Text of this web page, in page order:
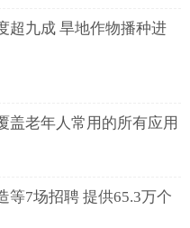
超九成 旱地作物播种进
盖老年人常用的所有应用
等7场招聘 提供65.3万个